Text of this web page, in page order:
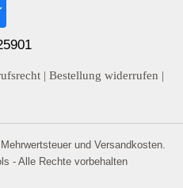
| Bestellung widerrufen |
und Versandkosten.
- Alle Rechte vorbehalten